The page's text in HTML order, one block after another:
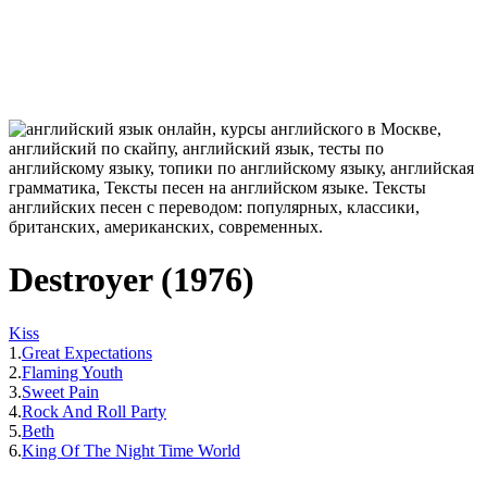
Destroyer (1976)
Kiss
1.Great Expectations
2.Flaming Youth
3.Sweet Pain
4.Rock And Roll Party
5.Beth
6.King Of The Night Time World